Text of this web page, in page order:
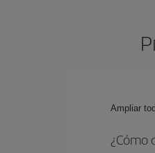
Ampliar
¿Cómo